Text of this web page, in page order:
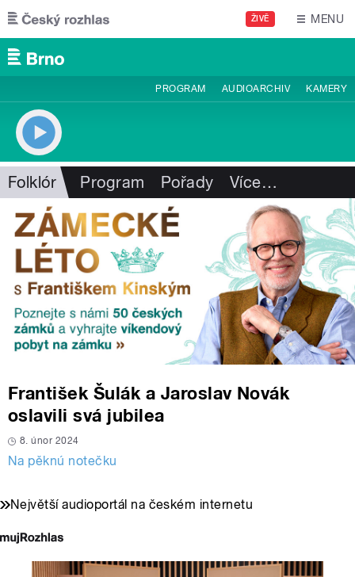
Přejít k hlavnímu obsahu
ŽIVĚ MENU
PROGRAM AUDIOARCHIV KAMERY
Folklór Program Pořady Více…
František Šulák a Jaroslav Novák
oslavili svá jubilea
8. únor 2024
Na pěknú notečku
Největší audioportál na českém internetu